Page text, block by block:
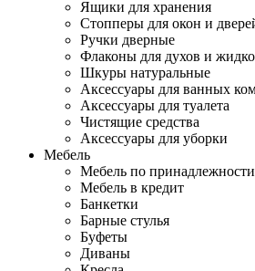
Ящики для хранения
Стопперы для окон и
Ручки дверные
Флаконы для духов и
Шкуры натуральные
Аксессуары для ванных
Аксессуары для туалета
Чистящие средства
Аксессуары для уборки
Мебель
Мебель по
Мебель в кредит
Банкетки
Барные стулья
Буфеты
Диваны